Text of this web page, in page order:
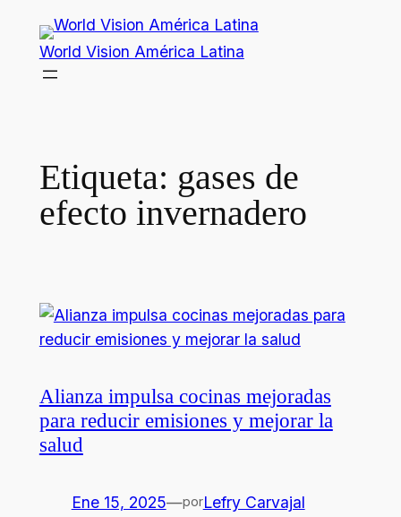
contenido
World Vision América Latina
Etiqueta: gases de
efecto invernadero
Alianza impulsa cocinas mejoradas
para reducir emisiones y mejorar la
salud
Ene 15, 2025—porLefry Carvajal